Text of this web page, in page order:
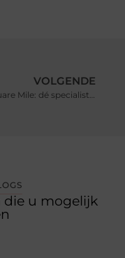
VOLGENDE
The Square Mile: dé specialist in taaltrainingen voor professionals
die u mogelijk